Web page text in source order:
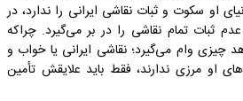
او سکوت و ثبات نقاشی ایرانی را ندارد، در
ثبات تمام نقاشی را در بر می­‌گیرد. چراکه
چیزی وام می­‌گیرد؛ نقاشی ایرانی یا خواب و
او مرزی ندارند، فقط باید علایقش تأمین